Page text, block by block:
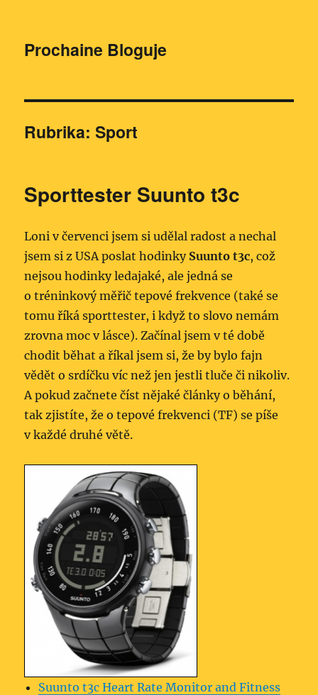
Prochaine Bloguje
Rubrika:Sport
Sporttester Suunto t3c
Loni v červenci jsem si udělal radost a nechal
jsem si z USA poslat hodinky Suunto t3c, což
nejsou hodinky ledajaké, ale jedná se
o tréninkový měřič tepové frekvence (také se
tomu říká sporttester, i když to slovo nemám
zrovna moc v lásce). Začínal jsem v té době
chodit běhat a říkal jsem si, že by bylo fajn
vědět o srdíčku víc než jen jestli tluče či nikoliv.
A pokud začnete číst nějaké články o běhání,
tak zjistíte, že o tepové frekvenci (TF) se píše
v každé druhé větě.
Suunto t3c Heart Rate Monitor and Fitness